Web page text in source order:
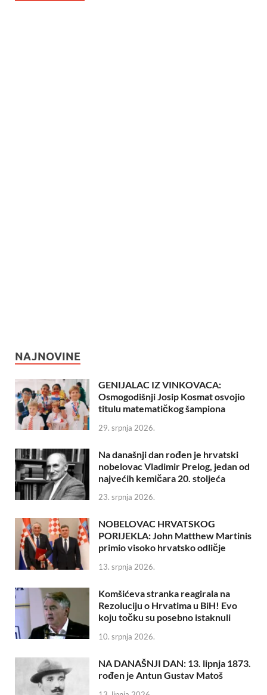
NAJNOVINE
GENIJALAC IZ VINKOVACA:
Osmogodišnji Josip Kosmat osvojio
titulu matematičkog šampiona
29. srpnja 2026.
Na današnji dan rođen je hrvatski
nobelovac Vladimir Prelog, jedan od
najvećih kemičara 20. stoljeća
23. srpnja 2026.
NOBELOVAC HRVATSKOG
PORIJEKLA: John Matthew Martinis
primio visoko hrvatsko odličje
13. srpnja 2026.
Komšićeva stranka reagirala na
Rezoluciju o Hrvatima u BiH! Evo
koju točku su posebno istaknuli
10. srpnja 2026.
NA DANAŠNJI DAN: 13. lipnja 1873.
rođen je Antun Gustav Matoš